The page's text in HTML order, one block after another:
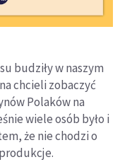
budziły w naszym
chcieli zobaczyć
Polaków na
wiele osób było i
że nie chodzi o